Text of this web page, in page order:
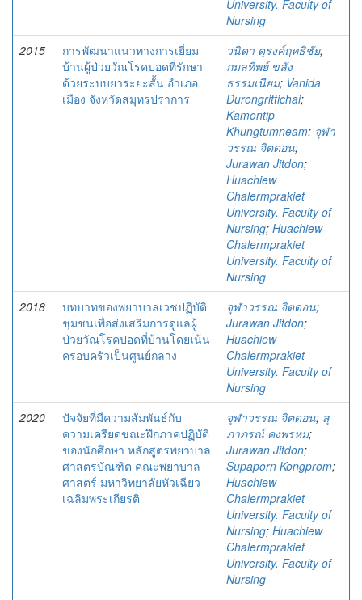
University. Faculty of
Nursing
2015
การพัฒนาแนวทางการเยี่ยม
บ้านผู้ป่วยวัณโรคปอดที่รักษา
ด้วยระบบยาระยะสั้น อำเภอ
เมือง จังหวัดสมุทรปราการ
วนิดา ดุรงค์ฤทธิชัย;
กมลทิพย์ ขลัง
ธรรมเนียม; Vanida
Durongrittichai;
Kamontip
Khungtumneam; จุฬา
วรรณ จิตดอน;
Jurawan Jitdon;
Huachiew
Chalermprakiet
University. Faculty of
Nursing; Huachiew
Chalermprakiet
University. Faculty of
Nursing
2018
บทบาทของพยาบาลเวชปฏิบัติ
ชุมชนเพื่อส่งเสริมการดูแลผู้
ป่วยวัณโรคปอดที่บ้านโดยเน้น
ครอบครัวเป็นศูนย์กลาง
จุฬาวรรณ จิตดอน;
Jurawan Jitdon;
Huachiew
Chalermprakiet
University. Faculty of
Nursing
2020
ปัจจัยที่มีความสัมพันธ์กับ
ความเครียดขณะฝึกภาคปฏิบัติ
ของนักศึกษา หลักสูตรพยาบาล
ศาสตรบัณฑิต คณะพยาบาล
ศาสตร์ มหาวิทยาลัยหัวเฉียว
เฉลิมพระเกียรติ
จุฬาวรรณ จิตดอน; สุ
ภาภรณ์ คงพรหม;
Jurawan Jitdon;
Supaporn Kongprom;
Huachiew
Chalermprakiet
University. Faculty of
Nursing; Huachiew
Chalermprakiet
University. Faculty of
Nursing